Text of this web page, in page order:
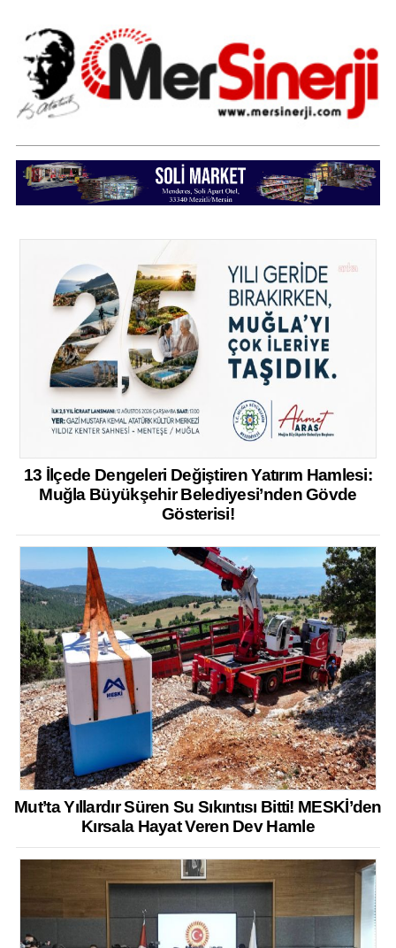
13 İlçede Dengeleri Değiştiren Yatırım Hamlesi:
Muğla Büyükşehir Belediyesi’nden Gövde
Gösterisi!
Mut’ta Yıllardır Süren Su Sıkıntısı Bitti! MESKİ’den
Kırsala Hayat Veren Dev Hamle